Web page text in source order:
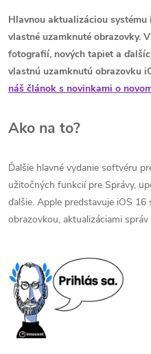
Hlavnou aktualizáciou
vlastné uzamknuté obrazovky.
fotografií, nových tapiet a
vlastnú uzamknutú obrazovku
náš článok s novinkami o
Ako na to?
Ďalšie hlavné vydanie softvéru
užitočných funkcií pre Správy,
ďalšie. Apple predstavuje iOS
obrazovkou, aktualizáciami